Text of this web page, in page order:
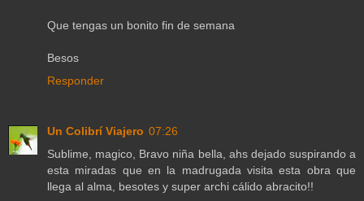
Que tengas un bonito fin de semana
Besos
Responder
Un Colibrí Viajero 07:26
Sublime, magico, Bravo niña bella, ahs dejado suspirando a
esta miradas que en la madrugada visita esta obra que
llega al alma, besotes y super archi cálido abracito!!